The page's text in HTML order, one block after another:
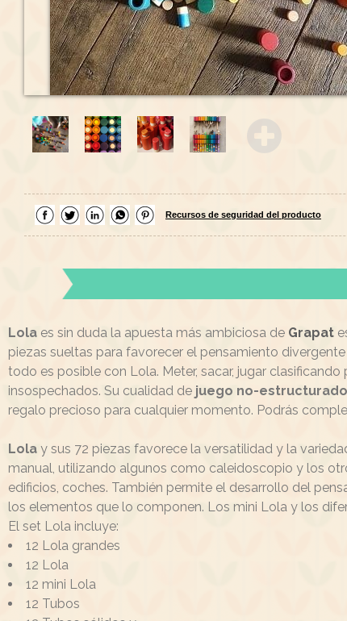
Recursos de seguridad del producto
Lola es sin duda la apuesta más ambiciosa de Grapat
piezas sueltas para favorecer el pensamiento
todo es posible con Lola. Meter, sacar, jugar
insospechados. Su cualidad de juego no-estructurado
regalo precioso para cualquier momento. Podrás
Lola y sus 72 piezas favorece la versatilidad y la
manual, utilizando algunos como caleidoscopio y los
edificios, coches. También permite el desarrollo del
los elementos que lo componen. Los mini Lola y los
El set Lola incluye:
12 Lola grandes
12 Lola
12 mini Lola
12 Tubos